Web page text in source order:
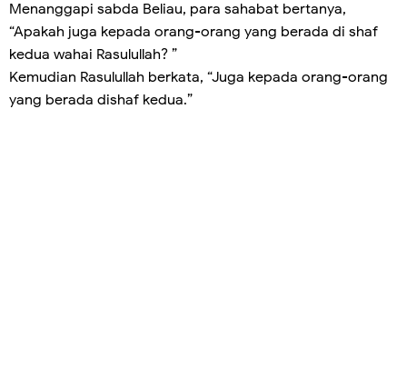
Menanggapi sabda Beliau, para sahabat bertanya,
“Apakah juga kepada orang-orang yang berada di shaf
kedua wahai Rasulullah? ”
Kemudian Rasulullah berkata, “Juga kepada orang-orang
yang berada dishaf kedua.”